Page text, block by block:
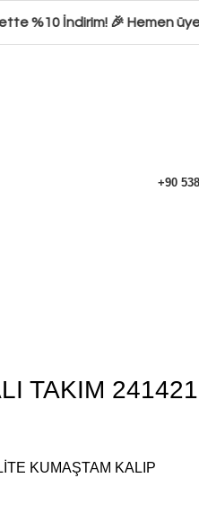
İndirim! 🎉 Hemen üye
+90
TAKIM
KUMAŞTAM KALIP